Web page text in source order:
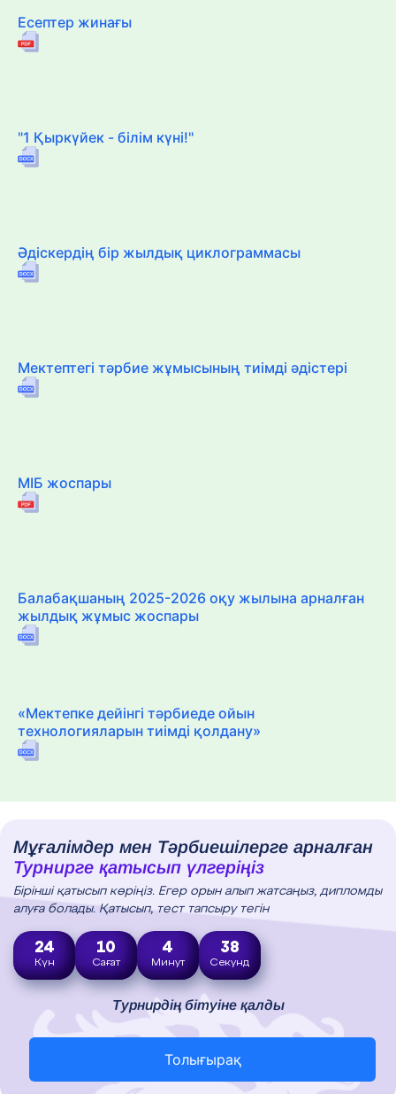
Есептер жинағы
"1 Қыркүйек - білім күні!"
Әдіскердің бір жылдық циклограммасы
Мектептегі тәрбие жұмысының тиімді әдістері
МІБ жоспары
Балабақшаның 2025-2026 оқу жылына арналған
жылдық жұмыс жоспары
«Мектепке дейінгі тәрбиеде ойын
технологияларын тиімді қолдану»
Мұғалімдер мен Тәрбиешілерге арналған
Турнирге қатысып үлгеріңіз
Бірінші қатысып көріңіз. Егер орын алып жатсаңыз, дипломды
алуға болады. Қатысып, тест тапсыру тегін
24
Күн
10
Сағат
4
Минут
36
Секунд
Турнирдің бітуіне қалды
Толығырақ